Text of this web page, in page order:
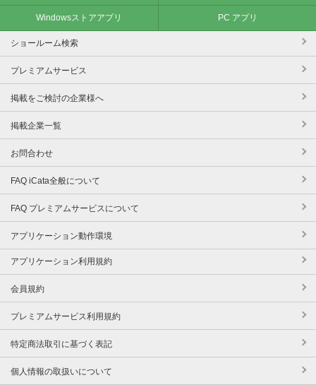
Windowsストアアプリ PC アプリ
ショールーム検索
プレミアムサービス
掲載をご検討の企業様へ
掲載企業一覧
お問合わせ
FAQ iCata全般について
FAQ プレミアムサービスについて
アプリケーション動作環境
アプリケーション利用規約
会員規約
プレミアムサービス利用規約
特定商法取引に基づく表記
個人情報の取扱いについて